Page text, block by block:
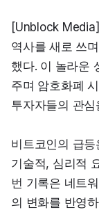
[Unblock
역사를 새로 쓰
했다. 이 놀라운
주며 암호화폐
투자자들의 관
비트코인의 급
기술적, 심리적
번 기록은 네트
의 변화를 반영